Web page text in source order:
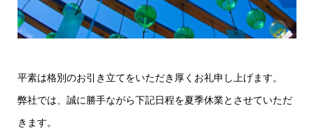
平素は格別のお引き立てをいただき厚くお礼申し上げます。
弊社では、誠に勝手ながら下記日程を夏季休業とさせていただ
きます。